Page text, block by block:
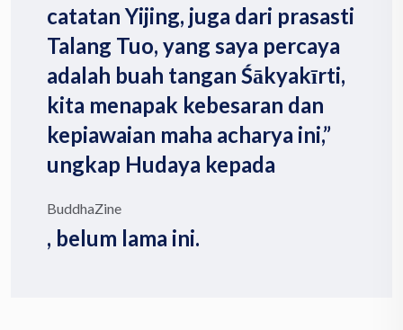
catatan Yijing, juga dari prasasti
Talang Tuo, yang saya percaya
adalah buah tangan Śākyakīrti,
kita menapak kebesaran dan
kepiawaian maha acharya ini,”
ungkap Hudaya kepada
BuddhaZine
, belum lama ini.